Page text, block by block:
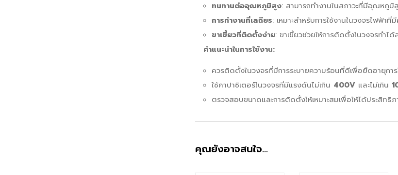
ทนทานต่ออุณหภูมิสูง: สามารถทำงานในสภาวะที่มีอุณหภู
การทำงานที่เสถียร: เหมาะสำหรับการใช้งานในวงจรไฟฟ้า
ขาเขี้ยวที่ติดตั้งง่าย: ขาเขี้ยวช่วยให้การติดตั้งในวงจรทำได้
คำแนะนำในการใช้งาน:
ควรติดตั้งในวงจรที่มีการระบายความร้อนที่ดีเพื่อยืดอายุการ
ใช้คาปาซิเตอร์ในวงจรที่มีแรงดันไม่เกิน 400V และไม่เกิน
ตรวจสอบขนาดและการติดตั้งให้เหมาะสมเพื่อให้ได้ประสิทธิ
คุณยังอาจสนใจ…